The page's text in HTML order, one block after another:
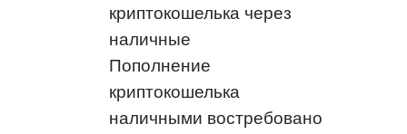
криптокошелька через
наличные
Пополнение
криптокошелька
наличными востребовано